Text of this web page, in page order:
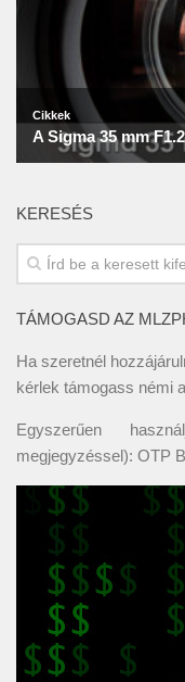
KERESÉS
TÁMOGASD AZ
Ha szeretnél
kérlek támogass némi
Egyszerűen
megjegyzéssel): OTP